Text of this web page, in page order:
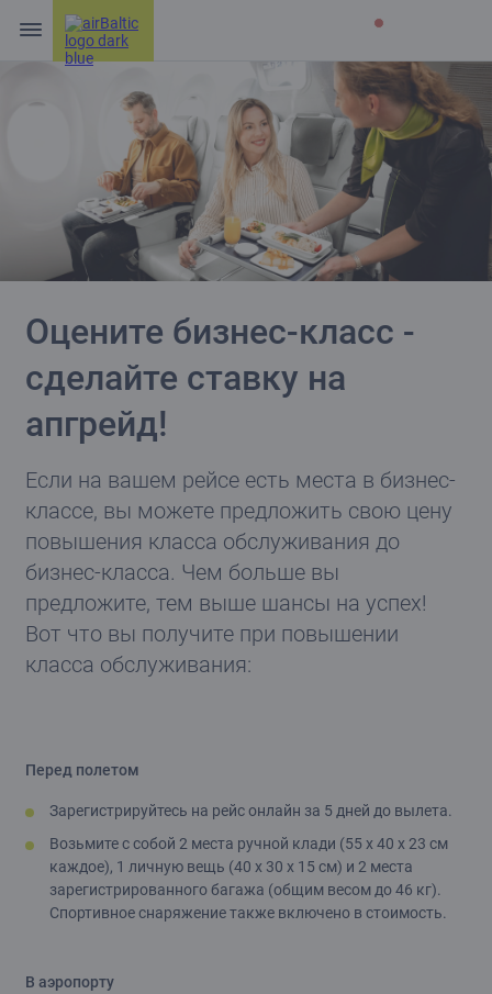
Оцените бизнес-класс -
сделайте ставку на
апгрейд!
Если на вашем рейсе есть места в бизнес-
классе, вы можете предложить свою цену
повышения класса обслуживания до
бизнес-класса. Чем больше вы
предложите, тем выше шансы на успех!
Вот что вы получите при повышении
класса обслуживания:
Перед полетом
Зарегистрируйтесь на рейс онлайн за 5 дней до вылета.
Возьмите с собой 2 места ручной клади (55 x 40 x 23 см
каждое), 1 личную вещь (40 x 30 x 15 cм) и 2 места
зарегистрированного багажа (общим весом до 46 кг).
Спортивное снаряжение также включено в стоимость.
В аэропорту